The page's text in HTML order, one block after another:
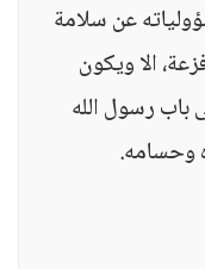
عن سلامة
الا ويكون
باب رسول الله
وحسامه.